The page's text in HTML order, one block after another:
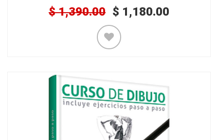
$1,390.00 $ 1,180.00